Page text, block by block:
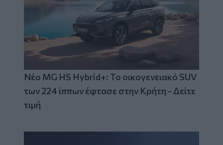
Νέο MG HS Hybrid+: Το οικογενειακό SUV
των 224 ίππων έφτασε στην Κρήτη - Δείτε
τιμή